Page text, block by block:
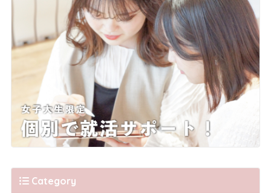
Category